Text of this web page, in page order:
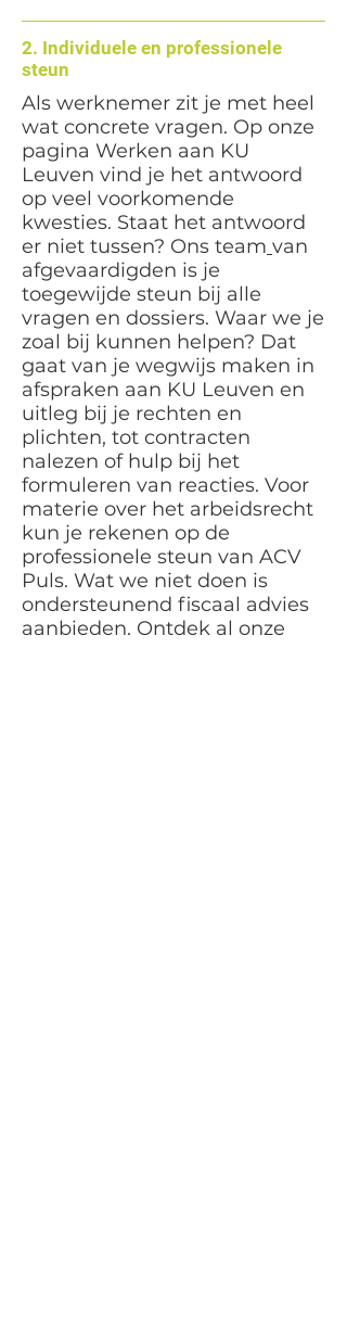
2. Individuele en professionele
steun
Als werknemer zit je met heel
wat concrete vragen. Op onze
pagina Werken aan KU
Leuven vind je het antwoord
op veel voorkomende
kwesties. Staat het antwoord
er niet tussen? Ons team van
afgevaardigden is je
toegewijde steun bij alle
vragen en dossiers. Waar we je
zoal bij kunnen helpen? Dat
gaat van je wegwijs maken in
afspraken aan KU Leuven en
uitleg bij je rechten en
plichten, tot contracten
nalezen of hulp bij het
formuleren van reacties. Voor
materie over het arbeidsrecht
kun je rekenen op de
professionele steun van ACV
Puls. Wat we niet doen is
ondersteunend fiscaal advies
aanbieden. Ontdek al onze